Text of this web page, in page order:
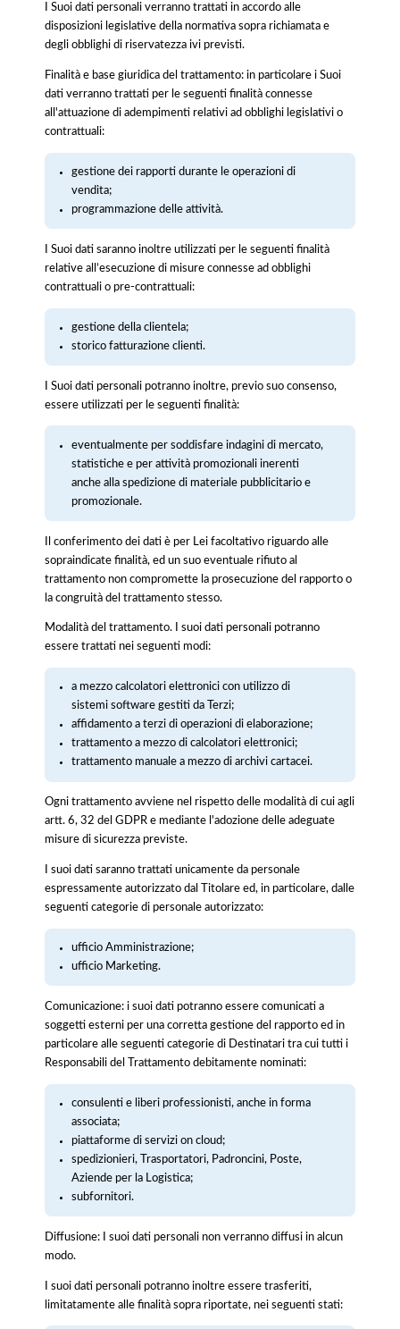
I Suoi dati personali verranno trattati in accordo alle
disposizioni legislative della normativa sopra richiamata e
degli obblighi di riservatezza ivi previsti.
Finalità e base giuridica del trattamento: in particolare i Suoi
dati verranno trattati per le seguenti finalità connesse
all'attuazione di adempimenti relativi ad obblighi legislativi o
contrattuali:
gestione dei rapporti durante le operazioni di
vendita;
programmazione delle attività.
I Suoi dati saranno inoltre utilizzati per le seguenti finalità
relative all’esecuzione di misure connesse ad obblighi
contrattuali o pre-contrattuali:
gestione della clientela;
storico fatturazione clienti.
I Suoi dati personali potranno inoltre, previo suo consenso,
essere utilizzati per le seguenti finalità:
eventualmente per soddisfare indagini di mercato,
statistiche e per attività promozionali inerenti
anche alla spedizione di materiale pubblicitario e
promozionale.
Il conferimento dei dati è per Lei facoltativo riguardo alle
sopraindicate finalità, ed un suo eventuale rifiuto al
trattamento non compromette la prosecuzione del rapporto o
la congruità del trattamento stesso.
Modalità del trattamento. I suoi dati personali potranno
essere trattati nei seguenti modi:
a mezzo calcolatori elettronici con utilizzo di
sistemi software gestiti da Terzi;
affidamento a terzi di operazioni di elaborazione;
trattamento a mezzo di calcolatori elettronici;
trattamento manuale a mezzo di archivi cartacei.
Ogni trattamento avviene nel rispetto delle modalità di cui agli
artt. 6, 32 del GDPR e mediante l'adozione delle adeguate
misure di sicurezza previste.
I suoi dati saranno trattati unicamente da personale
espressamente autorizzato dal Titolare ed, in particolare, dalle
seguenti categorie di personale autorizzato:
ufficio Amministrazione;
ufficio Marketing.
Comunicazione: i suoi dati potranno essere comunicati a
soggetti esterni per una corretta gestione del rapporto ed in
particolare alle seguenti categorie di Destinatari tra cui tutti i
Responsabili del Trattamento debitamente nominati:
consulenti e liberi professionisti, anche in forma
associata;
piattaforme di servizi on cloud;
spedizionieri, Trasportatori, Padroncini, Poste,
Aziende per la Logistica;
subfornitori.
Diffusione: I suoi dati personali non verranno diffusi in alcun
modo.
I suoi dati personali potranno inoltre essere trasferiti,
limitatamente alle finalità sopra riportate, nei seguenti stati: